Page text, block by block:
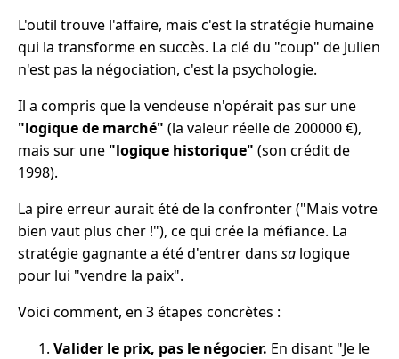
L'outil trouve l'affaire, mais c'est la stratégie humaine
qui la transforme en succès. La clé du "coup" de Julien
n'est pas la négociation, c'est la psychologie.
Il a compris que la vendeuse n'opérait pas sur une
"logique de marché" (la valeur réelle de 200000 €),
mais sur une "logique historique" (son crédit de
1998).
La pire erreur aurait été de la confronter ("Mais votre
bien vaut plus cher !"), ce qui crée la méfiance. La
stratégie gagnante a été d'entrer dans sa logique
pour lui "vendre la paix".
Voici comment, en 3 étapes concrètes :
Valider le prix, pas le négocier. En disant "Je le